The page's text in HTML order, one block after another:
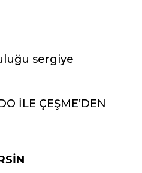
sergiye
İLE ÇEŞME’DEN